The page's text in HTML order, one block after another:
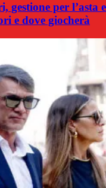
per l’asta e
e dove giocherà